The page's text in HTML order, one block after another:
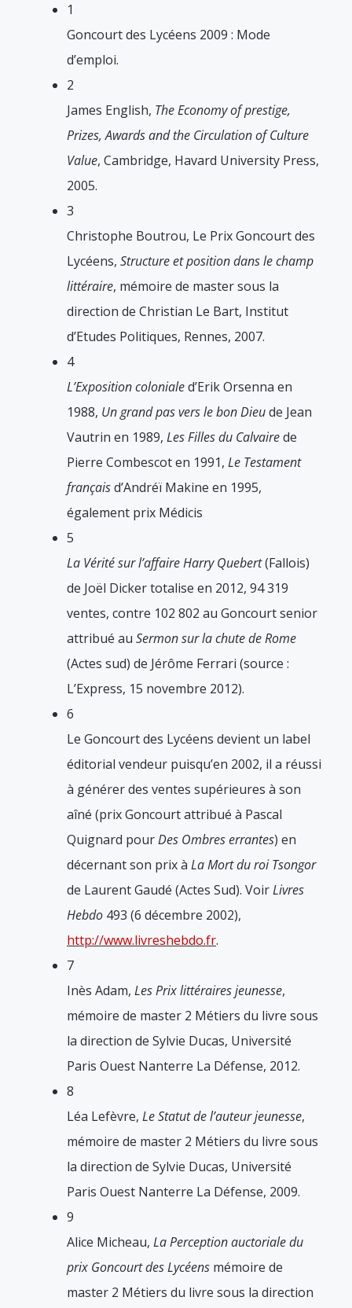
1
Goncourt des Lycéens 2009 : Mode
d’emploi.
2
James English, The Economy of prestige,
Prizes, Awards and the Circulation of Culture
Value, Cambridge, Havard University Press,
2005.
3
Christophe Boutrou, Le Prix Goncourt des
Lycéens, Structure et position dans le champ
littéraire, mémoire de master sous la
direction de Christian Le Bart, Institut
d’Etudes Politiques, Rennes, 2007.
4
L’Exposition colonialed’Erik Orsenna en
1988, Un grand pas vers le bon Dieude Jean
Vautrin en 1989, Les Filles du Calvairede
Pierre Combescot en 1991, Le Testament
françaisd’Andréï Makine en 1995,
également prix Médicis
5
La Vérité sur l’affaire Harry Quebert(Fallois)
de Joël Dicker totalise en 2012, 94 319
ventes, contre 102 802 au Goncourt senior
attribué au Sermon sur la chute de Rome
(Actes sud) de Jérôme Ferrari (source :
L’Express, 15 novembre 2012).
6
Le Goncourt des Lycéens devient un label
éditorial vendeur puisqu’en 2002, il a réussi
à générer des ventes supérieures à son
aîné (prix Goncourt attribué à Pascal
Quignard pourDes Ombres errantes) en
décernant son prix à La Mort du roi Tsongor
de Laurent Gaudé (Actes Sud). VoirLivres
Hebdo 493 (6 décembre 2002),
http://www.livreshebdo.fr.
7
Inès Adam, Les Prix littéraires jeunesse,
mémoire de master 2 Métiers du livre sous
la direction de Sylvie Ducas, Université
Paris Ouest Nanterre La Défense, 2012.
8
Léa Lefèvre, Le Statut de l’auteur jeunesse,
mémoire de master 2 Métiers du livre sous
la direction de Sylvie Ducas, Université
Paris Ouest Nanterre La Défense, 2009.
9
Alice Micheau, La Perceptionauctoriale du
prix Goncourt des Lycéens mémoire de
master 2 Métiers du livre sous la direction